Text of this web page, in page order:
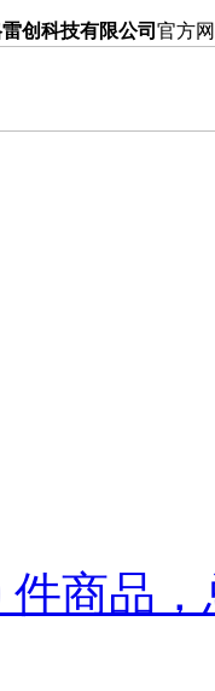
创科技有限公司 官方
商品